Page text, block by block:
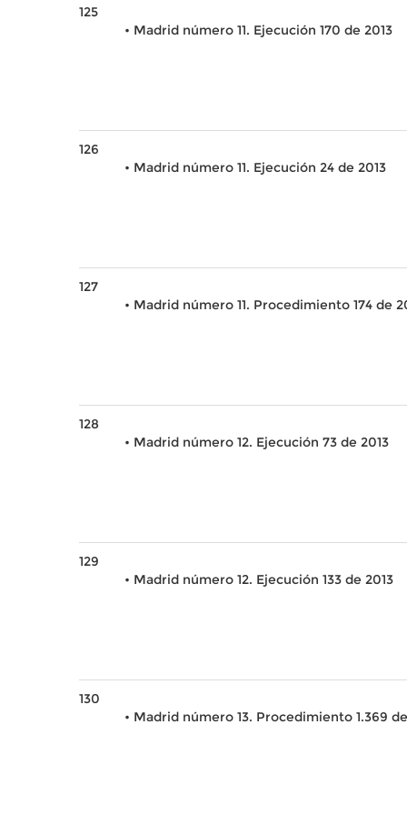
125
• Madrid número 11. Ejecución 170 de 2013
126
• Madrid número 11. Ejecución 24 de 2013
127
• Madrid número 11. Procedimiento 174 de
128
• Madrid número 12. Ejecución 73 de 2013
129
• Madrid número 12. Ejecución 133 de 2013
130
• Madrid número 13. Procedimiento 1.369 de